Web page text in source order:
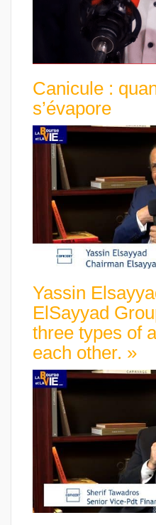
Canicule :
s’évapore
Yassin
ElSayyad
three types of
each other. »